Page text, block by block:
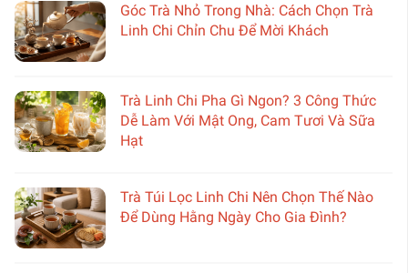
Góc Trà Nhỏ Trong Nhà: Cách Chọn Trà
Linh Chi Chỉn Chu Để Mời Khách
Trà Linh Chi Pha Gì Ngon? 3 Công Thức
Dễ Làm Với Mật Ong, Cam Tươi Và Sữa
Hạt
Trà Túi Lọc Linh Chi Nên Chọn Thế Nào
Để Dùng Hằng Ngày Cho Gia Đình?